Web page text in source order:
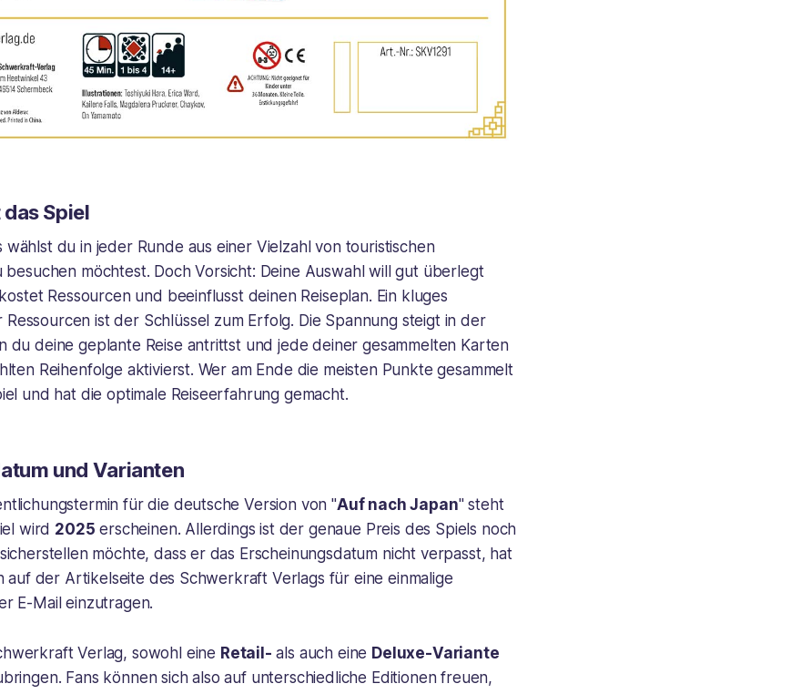
Spiel
wählst du in jeder Runde aus einer Vielzahl von touristischen
möchtest. Doch Vorsicht: Deine Auswahl will gut überlegt
Ressourcen und beeinflusst deinen Reiseplan. Ein kluges
Ressourcen ist der Schlüssel zum Erfolg. Die Spannung steigt in der
du deine geplante Reise antrittst und jede deiner gesammelten Karten
Reihenfolge aktivierst. Wer am Ende die meisten Punkte gesammelt
und hat die optimale Reiseerfahrung gemacht.
und Varianten
für die deutsche Version von "Auf nach Japan" steht
wird 2025 erscheinen. Allerdings ist der genaue Preis des Spiels noch
möchte, dass er das Erscheinungsdatum nicht verpasst, hat
auf der Artikelseite des Schwerkraft Verlags für eine einmalige
E-Mail einzutragen.
Verlag, sowohl eine Retail- als auch eine Deluxe-Variante
Fans können sich also auf unterschiedliche Editionen freuen,